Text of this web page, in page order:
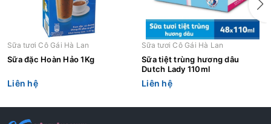
Sữa tươi Cô Gái Hà Lan
Sữa đặc Hoàn Hảo 1Kg
Liên hệ
Sữa tươi Cô Gái Hà Lan
Sữa tiệt trùng hương dâu
Dutch Lady 110ml
Liên hệ